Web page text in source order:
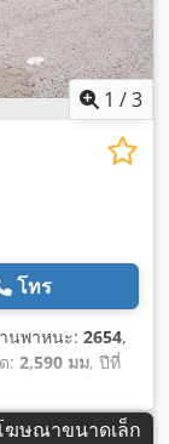
1 /3
โทร
นพาหนะ: 2654,
: 2,590 มม, ปีที่
ฆษณาขนาดเล็ก